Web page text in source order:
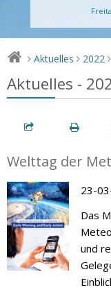
> Aktuelles > 2022 >
Aktuelles -
Welttag der
23-
Das
und